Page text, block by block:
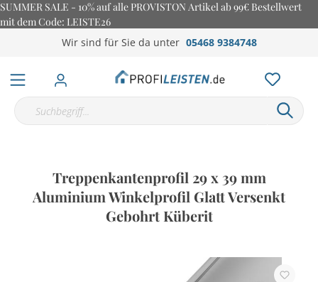
SUMMER SALE - 10% auf alle PROVISTON Artikel ab 99€ Bestellwert
mit dem Code: LEISTE26
Wir sind für Sie da unter 05468 9384748
Treppenkantenprofil 29 x 39 mm
Aluminium Winkelprofil Glatt Versenkt
Gebohrt Küberit